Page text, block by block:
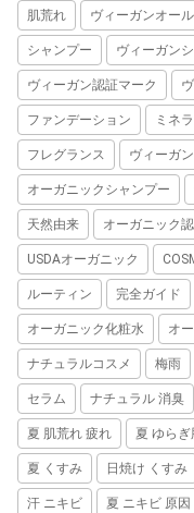
肌荒れ ヴィーガンオー
シャンプー ヴィーガン
ヴィーガン認証マーク
ファンデーション ミネ
フレグランス ヴィーガ
オーガニックシャンプー
天然由来 オーガニック
USDAオーガニック
ルーティン 完全ガイド
オーガニック化粧水 オ
ナチュラルコスメ 梅雨
セラム ナチュラル 消臭
夏 肌荒れ 疲れ 夏 ゆらぎ
夏 くすみ 日焼け くすみ
汗 ニキビ 夏 ニキビ 原因